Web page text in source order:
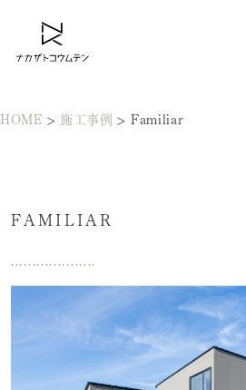
HOME > 施工事例 > Familiar
FAMILIAR